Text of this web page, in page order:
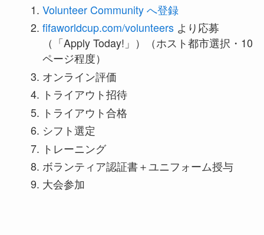
Volunteer Community へ登録
fifaworldcup.com/volunteersより応募
（「Apply Today!」）（ホスト都市選択・10
ページ程度）
オンライン評価
トライアウト招待
トライアウト合格
シフト選定
トレーニング
ボランティア認証書＋ユニフォーム授与
大会参加